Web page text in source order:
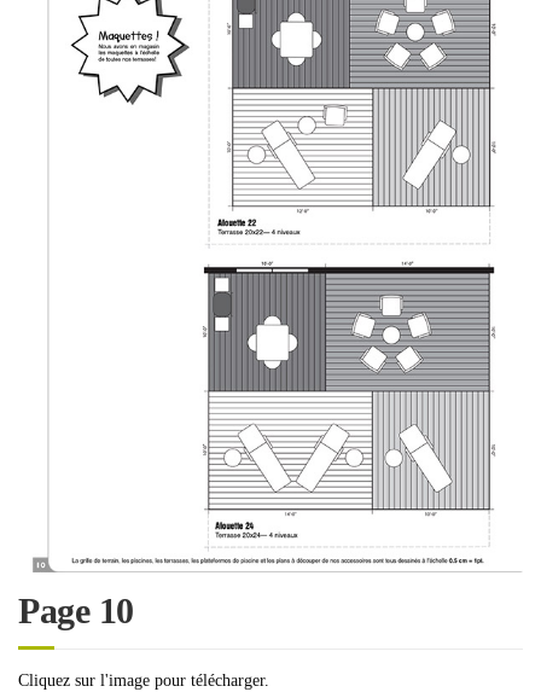
Page 10
Cliquez sur l'image pour télécharger.